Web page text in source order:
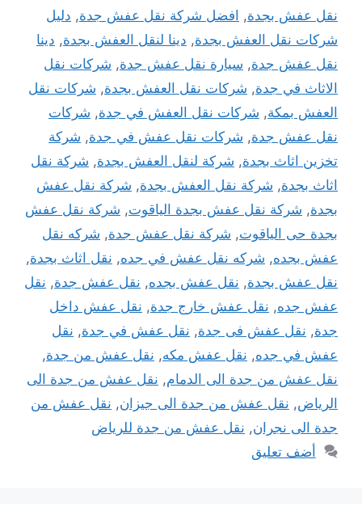
نقل عفش بجدة, افضل شركة نقل عفش جدة, دليل
شركات نقل العفش بجدة, دينا لنقل العفش بجدة, دينا
نقل عفش جدة, سيارة نقل عفش جدة, شركات نقل
الاثاث في جدة, شركات نقل العفش بجدة, شركات نقل
العفش بمكة, شركات نقل العفش في جدة, شركات
نقل عفش جدة, شركات نقل عفش في جدة, شركة
تخزين اثاث بجدة, شركة لنقل العفش بجدة, شركة نقل
اثاث بجدة, شركة نقل العفش بجدة, شركة نقل عفش
بجدة, شركة نقل عفش بجدة الياقوت, شركة نقل عفش
بجدة حى الياقوت, شركة نقل عفش جدة, شركه نقل
عفش بجده, شركه نقل عفش في جده, نقل اثاث بجدة,
نقل عفش بجدة, نقل عفش بجده, نقل عفش جدة, نقل
عفش جده, نقل عفش خارج جدة, نقل عفش داخل
جدة, نقل عفش فى جدة, نقل عفش في جدة, نقل
عفش في جده, نقل عفش مكه, نقل عفش من جدة,
نقل عفش من جدة الى الدمام, نقل عفش من جدة الى
الرياض, نقل عفش من جدة الى جيزان, نقل عفش من
جدة الى نجران, نقل عفش من جدة للرياض
أضف تعليق